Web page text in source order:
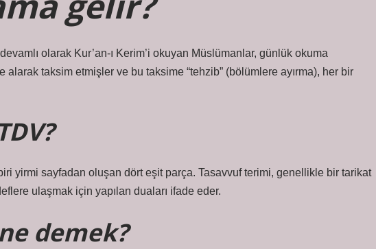
olarak Kur’an-ı Kerim’i okuyan Müslümanlar, günlük okuma
alarak taksim etmişler ve bu taksime “tehzib” (bölümlere ayırma), her bir
yirmi sayfadan oluşan dört eşit parça. Tasavvuf terimi, genellikle bir tarikat
ulaşmak için yapılan duaları ifade eder.
demek?